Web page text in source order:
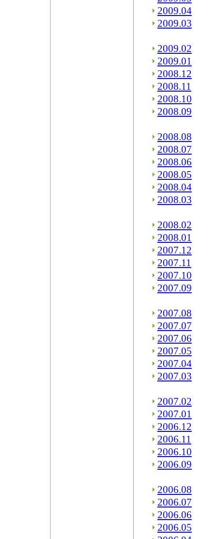
2009.04
2009.03
2009.02
2009.01
2008.12
2008.11
2008.10
2008.09
2008.08
2008.07
2008.06
2008.05
2008.04
2008.03
2008.02
2008.01
2007.12
2007.11
2007.10
2007.09
2007.08
2007.07
2007.06
2007.05
2007.04
2007.03
2007.02
2007.01
2006.12
2006.11
2006.10
2006.09
2006.08
2006.07
2006.06
2006.05